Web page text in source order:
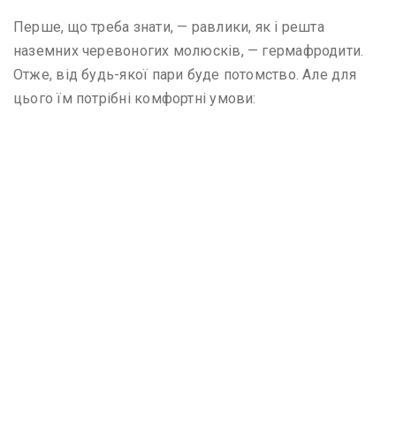
Перше, що треба знати, — равлики, як і решта
наземних черевоногих молюсків, — гермафродити.
Отже, від будь-якої пари буде потомство. Але для
цього їм потрібні комфортні умови: